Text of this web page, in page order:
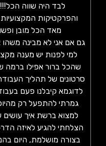
לבד היה שווה
והפרקטיקות
מאד הכל מובן
גם אם אני לא מבינה משהו
למי לפנות יש מענה
שהכל ברור אפילו ברמה
סרטונים של תהליך
לדוגמא קיבלנו פעם
גמרתי להתפעל רק
למצוא ברשת איך עושים
הצלחתי להגיע לאיזה
בצורה מושלמת, היום